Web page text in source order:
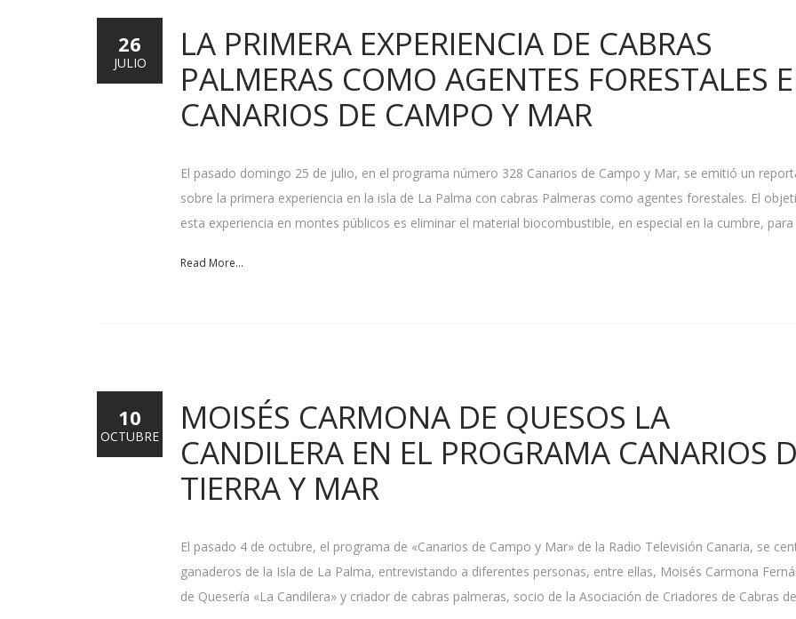
LA PRIMERA EXPERIENCIA DE CABRAS
PALMERAS COMO AGENTES FORESTALES
CANARIOS DE CAMPO Y MAR
El pasado domingo 25 de julio, en el programa número 328 Canarios de Campo y Mar, se emitió un
sobre la primera experiencia en la isla de La Palma con cabras Palmeras como agentes forestales. El
esta experiencia en montes públicos es eliminar el material biocombustible, en especial en la cumbre, para
Read More...
26
JULIO
MOISÉS CARMONA DE QUESOS LA
CANDILERA EN EL PROGRAMA CANARIOS
TIERRA Y MAR
El pasado 4 de octubre, el programa de «Canarios de Campo y Mar» de la Radio Televisión Canaria, se
ganaderos de la Isla de La Palma, entrevistando a diferentes personas, entre ellas, Moisés Carmona
de Quesería «La Candilera» y criador de cabras palmeras, socio de la Asociación de Criadores de Cabras de
10
OCTUBRE